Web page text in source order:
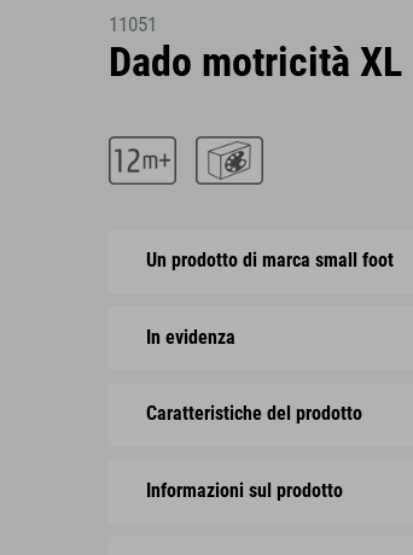
11051
Dado motricità
Un prodotto di marca small foot
In evidenza
Caratteristiche del prodotto
Informazioni sul prodotto